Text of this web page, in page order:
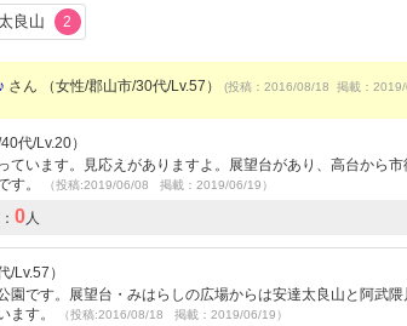
良山 2
さん （女性/郡山市/30代/Lv.57） (投稿：2016/08/18 掲載：
代/Lv.20）
ています。見応えがありますよ。展望台があり、高台から
す。
（投稿:2019/06/08 掲載：2019/06/19）
0 人
Lv.57）
園です。展望台・みはらしの広場からは安達太良山と阿武
ます。
（投稿:2016/08/18 掲載：2019/06/19）